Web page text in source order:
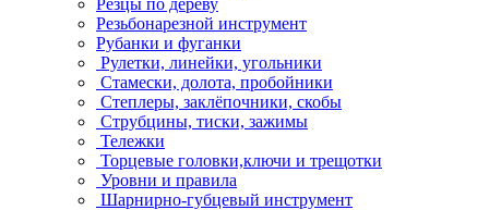
Резцы по дереву
Резьбонарезной инструмент
Рубанки и фуганки
Рулетки, линейки, угольники
Стамески, долота, пробойники
Степлеры, заклёпочники, скобы
Струбцины, тиски, зажимы
Тележки
Торцевые головки,ключи и трещотки
Уровни и правила
Шарнирно-губцевый инструмент